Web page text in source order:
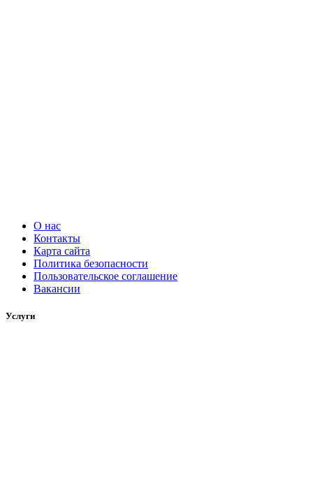
О нас
Контакты
Карта сайта
Политика безопасности
Пользовательское соглашение
Вакансии
Услуги